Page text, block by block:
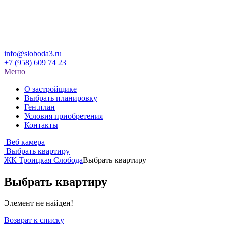
info@sloboda3.ru
+7 (958) 609 74 23
Меню
О застройщике
Выбрать планировку
Ген.план
Условия приобретения
Контакты
Веб камера
Выбрать квартиру
ЖК Троицкая СлободаВыбрать квартиру
Выбрать квартиру
Элемент не найден!
Возврат к списку